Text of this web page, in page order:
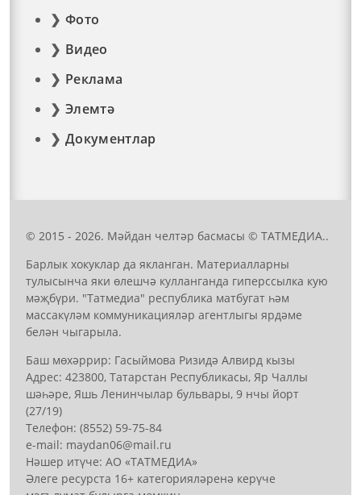
Фото
Видео
Реклама
Элемтә
Документлар
© 2015 - 2026. Мәйдан челтәр басмасы © ТАТМЕДИА..
Барлык хокуклар да якланган. Материалларны
тулысынча яки өлешчә кулланганда гиперссылка кую
мәҗбүри. "Татмедиа" республика матбугат һәм
массакүләм коммуникацияләр агентлыгы ярдәме
белән чыгарыла.
Баш мөхәррир: Гасыймова Ризидә Алвирд кызы
Адрес: 423800, Татарстан Республикасы, Яр Чаллы
шәһәре, Яшь Ленинчылар бульвары, 9 нчы йорт
(27/19)
Телефон: (8552) 59-75-84
е-mail: mауdаn06@mail.гu
Нәшер итүче: АО «ТАТМЕДИА»
Әлеге ресурста 16+ категорияләренә керүче